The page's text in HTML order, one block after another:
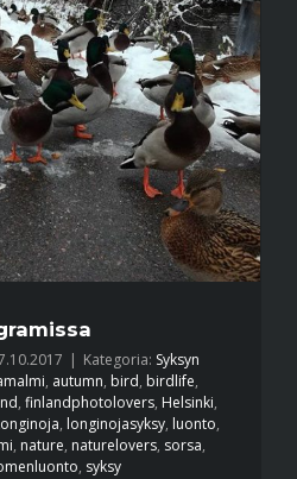
Kategoria: Syksyn
, autumn, bird, birdlife,
, finlandphotolovers, Helsinki,
, longinojasyksy, luonto,
, nature, naturelovers, sorsa,
, syksy